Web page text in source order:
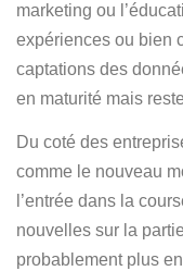
marketing ou
expériences ou bien
captations des
en maturité mais
Du coté des
comme le nouveau
l’entrée dans la
nouvelles sur la
probablement plus